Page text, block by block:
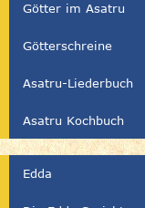
Götter im Asatru
Götterschreine
Asatru-Liederbuch
Asatru Kochbuch
Edda